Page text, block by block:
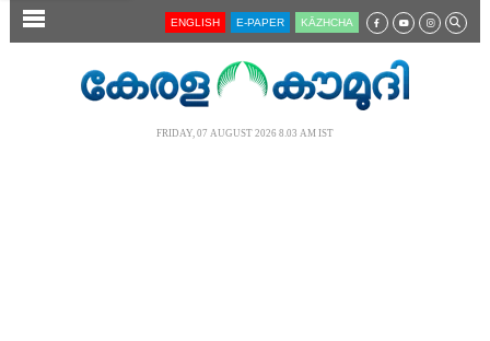
SECTIONS ENGLISH E-PAPER KĀZHCHA
FRIDAY, 07 AUGUST 2026 8.03 AM IST